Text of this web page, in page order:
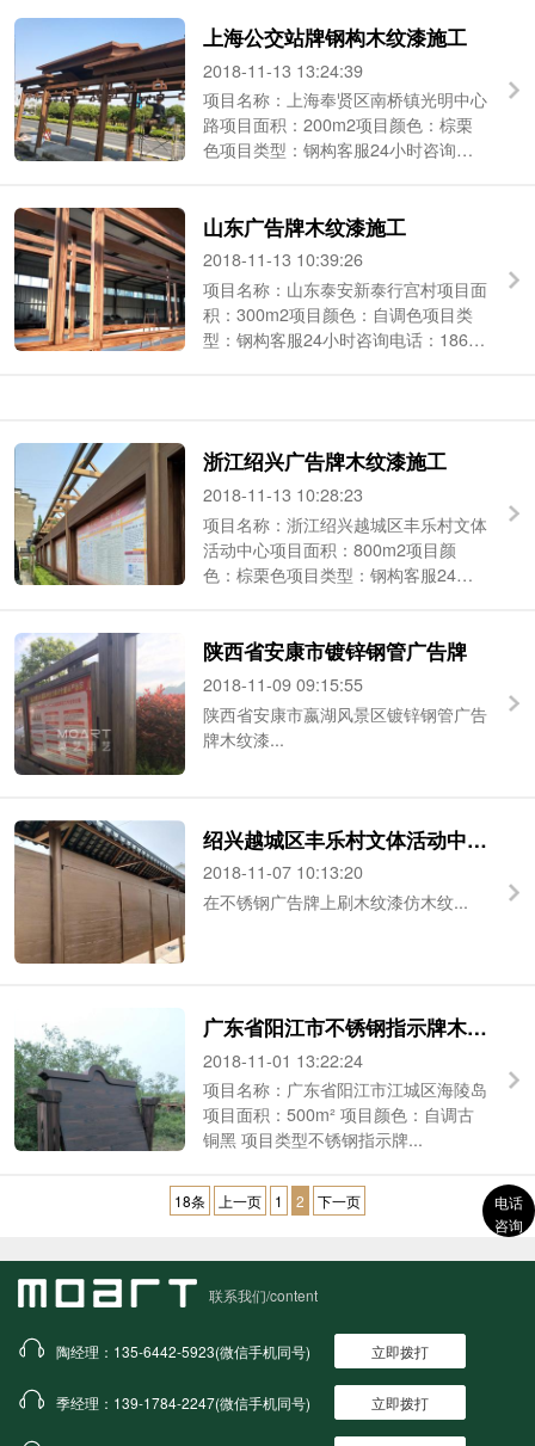
上海公交站牌钢构木纹漆施工
2018-11-13 13:24:39
项目名称：上海奉贤区南桥镇光明中心
路项目面积：200m2项目颜色：棕栗
色项目类型：钢构客服24小时咨询电
山东广告牌木纹漆施工
2018-11-13 10:39:26
项目名称：山东泰安新泰行宫村项目面
积：300m2项目颜色：自调色项目类
型：钢构客服24小时咨询电话：186-
浙江绍兴广告牌木纹漆施工
2018-11-13 10:28:23
项目名称：浙江绍兴越城区丰乐村文体
活动中心项目面积：800m2项目颜
色：棕栗色项目类型：钢构客服24小
陕西省安康市镀锌钢管广告牌
2018-11-09 09:15:55
陕西省安康市嬴湖风景区镀锌钢管广告
牌木纹漆...
绍兴越城区丰乐村文体活动中心不锈钢木纹漆
2018-11-07 10:13:20
在不锈钢广告牌上刷木纹漆仿木纹...
广东省阳江市不锈钢指示牌木纹漆
2018-11-01 13:22:24
​项目名称：广东省阳江市江城区海陵岛
项目面积：500m² 项目颜色：自调古
铜黑 项目类型不锈钢指示牌...
18条 上一页 1 2 下一页
联系我们/content
陶经理：135-6442-5923(微信手机同号) 立即拨打
季经理：139-1784-2247(微信手机同号) 立即拨打
电话
咨询